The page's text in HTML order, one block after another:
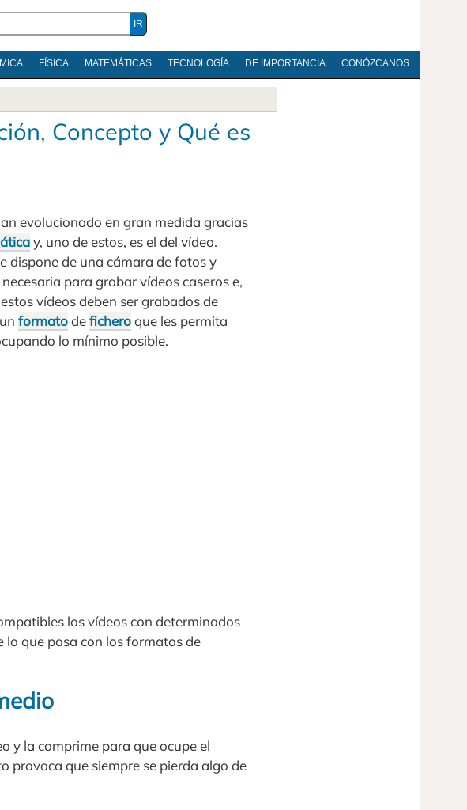
FÍSICA MATEMÁTICAS TECNOLOGÍA DE IMPORTANCIA CONÓZCANOS
Concepto y Qué es
evolucionado en gran medida gracias
y, uno de estos, es el del vídeo.
dispone de una cámara de fotos y
para grabar vídeos caseros e,
vídeos deben ser grabados de
formatodeficheroque les permita
lo mínimo posible.
los vídeos con determinados
lo que pasa con los formatos de
y la comprime para que ocupe el
provoca que siempre se pierda algo de